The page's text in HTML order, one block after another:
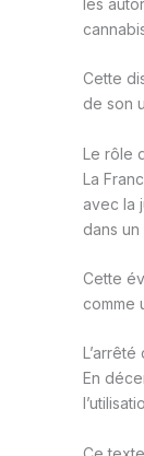
Cette
de son
Le rôle
La
avec la
dans
Cette
comme
En